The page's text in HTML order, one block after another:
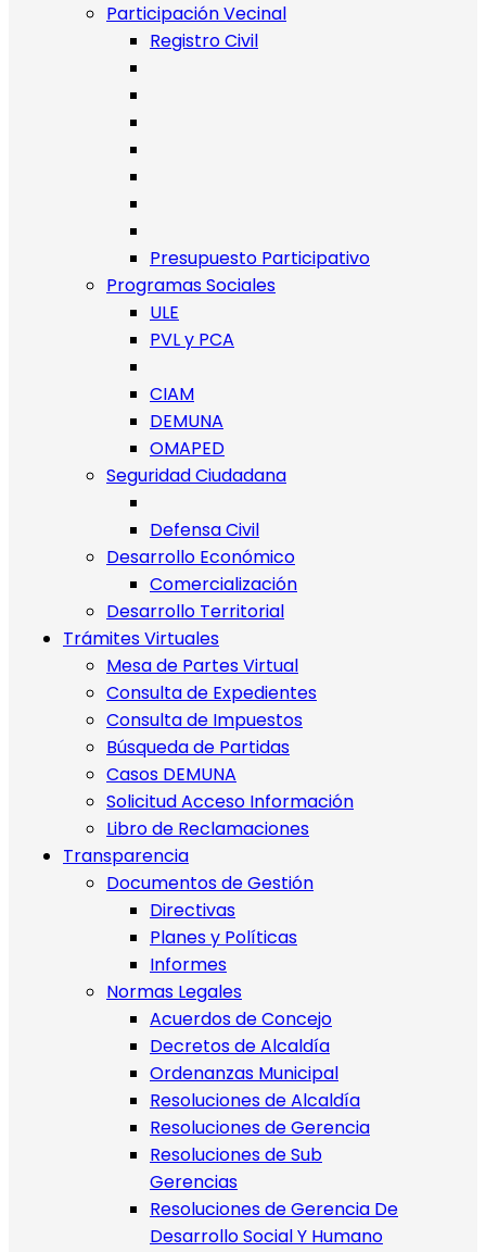
Participación Vecinal
Registro Civil
Presupuesto Participativo
Programas Sociales
ULE
PVL y PCA
CIAM
DEMUNA
OMAPED
Seguridad Ciudadana
Defensa Civil
Desarrollo Económico
Comercialización
Desarrollo Territorial
Trámites Virtuales
Mesa de Partes Virtual
Consulta de Expedientes
Consulta de Impuestos
Búsqueda de Partidas
Casos DEMUNA
Solicitud Acceso Información
Libro de Reclamaciones
Transparencia
Documentos de Gestión
Directivas
Planes y Políticas
Informes
Normas Legales
Acuerdos de Concejo
Decretos de Alcaldía
Ordenanzas Municipal
Resoluciones de Alcaldía
Resoluciones de Gerencia
Resoluciones de Sub
Gerencias
Resoluciones de Gerencia De
Desarrollo Social Y Humano